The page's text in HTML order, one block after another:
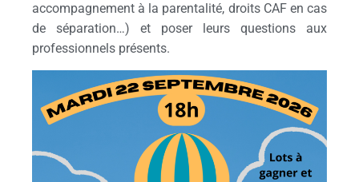
accompagnement à la parentalité, droits CAF en cas
de séparation…) et poser leurs questions aux
professionnels présents.